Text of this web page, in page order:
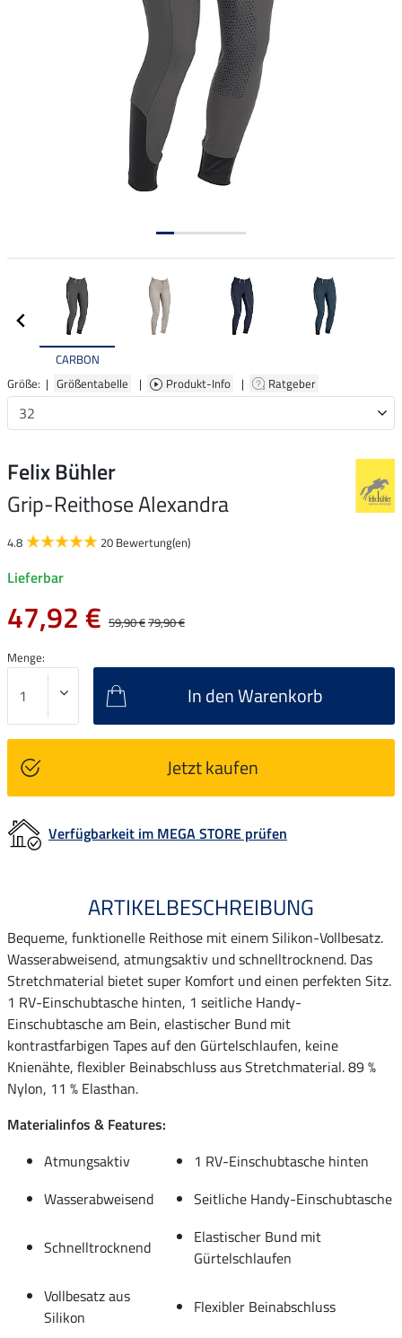
CARBON
Größe: | Größentabelle | Produkt-Info | Ratgeber
Felix Bühler
Grip-Reithose Alexandra
4.8 20 Bewertung(en)
Lieferbar
47,92 € 59,90 €79,90 €
Menge:
In den Warenkorb
Jetzt kaufen
Verfügbarkeit im MEGA STORE prüfen
ARTIKELBESCHREIBUNG
Bequeme, funktionelle Reithose mit einem Silikon-Vollbesatz.
Wasserabweisend, atmungsaktiv und schnelltrocknend. Das
Stretchmaterial bietet super Komfort und einen perfekten Sitz.
1 RV-Einschubtasche hinten, 1 seitliche Handy-
Einschubtasche am Bein, elastischer Bund mit
kontrastfarbigen Tapes auf den Gürtelschlaufen, keine
Knienähte, flexibler Beinabschluss aus Stretchmaterial. 89 %
Nylon, 11 % Elasthan.
Materialinfos & Features:
Atmungsaktiv
1 RV-Einschubtasche hinten
Wasserabweisend
Seitliche Handy-Einschubtasche
Schnelltrocknend
Elastischer Bund mit
Gürtelschlaufen
Vollbesatz aus
Silikon
Flexibler Beinabschluss